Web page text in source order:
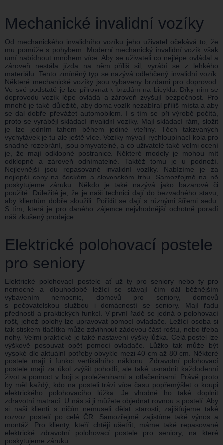
Mechanické invalidní vozíky
Od mechanického invalidního vozíku jeho uživatel očekává to, že
mu pomůže s pohybem. Moderní mechanický invalidní vozík však
umí nabídnout mnohem více. Aby se uživateli co nejlépe ovládal a
zároveň nestála jízda na něm příliš sil, vyrábí se z lehkého
materiálu. Tento zmíněný typ se nazývá odlehčený invalidní vozík.
Některé mechanické vozíky jsou vybaveny brzdami pro doprovod.
Ve své podstatě je lze přirovnat k brzdám na bicyklu. Díky nim se
doprovodu vozík lépe ovládá a zároveň zvyšují bezpečnost. Pro
mnohé je také důležité, aby doma vozík nezabíral příliš místa a aby
se dal dobře převážet automobilem. I s tím se při výrobě počítá,
proto se vyrábějí skládací invalidní vozíky. Mají skládací rám, složit
je lze jedním tahem během jediné vteřiny. Těch takzvaných
vychytávek je tu ale ještě více. Vozíky mývají rychloupínací kola pro
snadné rozebrání, jsou omyvatelné, a co uživatelé také velmi ocení
je, že mají odklopné postranice. Některé modely je mohou mít
odklopné a zároveň odnímatelné. Taktéž tomu je u podnoží.
Nejlevnější jsou repasované invalidní vozíky. Nabízíme je za
nejlepší ceny na českém a slovenském trhu. Samozřejmě na ně
poskytujeme záruku. Někdo je také nazývá jako bazarové či
použité. Důležité je, že je naši technici dají do bezvadného stavu,
aby klientům dobře sloužili. Pořídit se dají s různými šířemi sedu.
S tím, která je pro daného zájemce nejvhodnější ochotně poradí
náš zkušený prodejce.
Elektrické polohovací postele
pro seniory
Elektrické polohovací postele ať už ty pro seniory nebo ty pro
nemocné a dlouhodobě ležící se stávají čím dál běžnějším
vybavením nemocnic, domovů pro seniory, domovů
s pečovatelskou službou i domácností se seniory. Mají řadu
předností a praktických funkcí. V první řadě se jedná o polohovací
rošt, jehož polohy lze upravovat pomocí ovladače. Ležící osoba si
tak stiskem tlačítka může zdvihnout zádovou část roštu, nebo třeba
nohy. Velmi praktické je také nastavení výšky lůžka. Celá postel lze
výškově posouvat opět pomocí ovladače. Lůžko tak může být
vysoké dle aktuální potřeby obvykle mezi 40 cm až 80 cm. Některé
postele mají i funkci vertikálního náklonu. Zdravotní polohovací
postele mají za úkol zvýšit pohodlí, ale také usnadnit každodenní
život a pomoct v boji s proleženinami a otlačeninami. Právě proto
by měl každý, kdo na posteli tráví více času popřemýšlet o koupi
elektrického polohovacího lůžka. Je vhodné ho také doplnit
zdravotní matrací. U nás si ji můžete objednat rovnou s postelí. Aby
si naši klienti s ničím nemuseli dělat starosti, zajišťujeme také
rozvoz postelí po celé ČR. Samozřejmě zajistíme také výnos a
montáž. Pro klienty, kteří chtějí ušetřit, máme také repasované
elektrické zdravotní polohovací postele pro seniory, na které
poskytujeme záruku.